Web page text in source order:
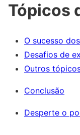
Tópicos
O sucesso
Desafios de
Outros
Conclusão
Desperte o